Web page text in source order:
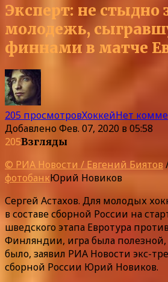
Эксперт: не стыдно
молодежь,
финнами в матче
205 просмотровХоккейНет
Добавлено Фев. 07, 2020 в 05:58
205Взгляды
© РИА Новости / Евгений Биятов
фотобанкЮрий Новиков
Сергей Астахов. Для молодых
в составе сборной России на
шведского этапа Евротура
Финляндии, игра была
было, заявил РИА Новости экс-
сборной России Юрий Новиков.